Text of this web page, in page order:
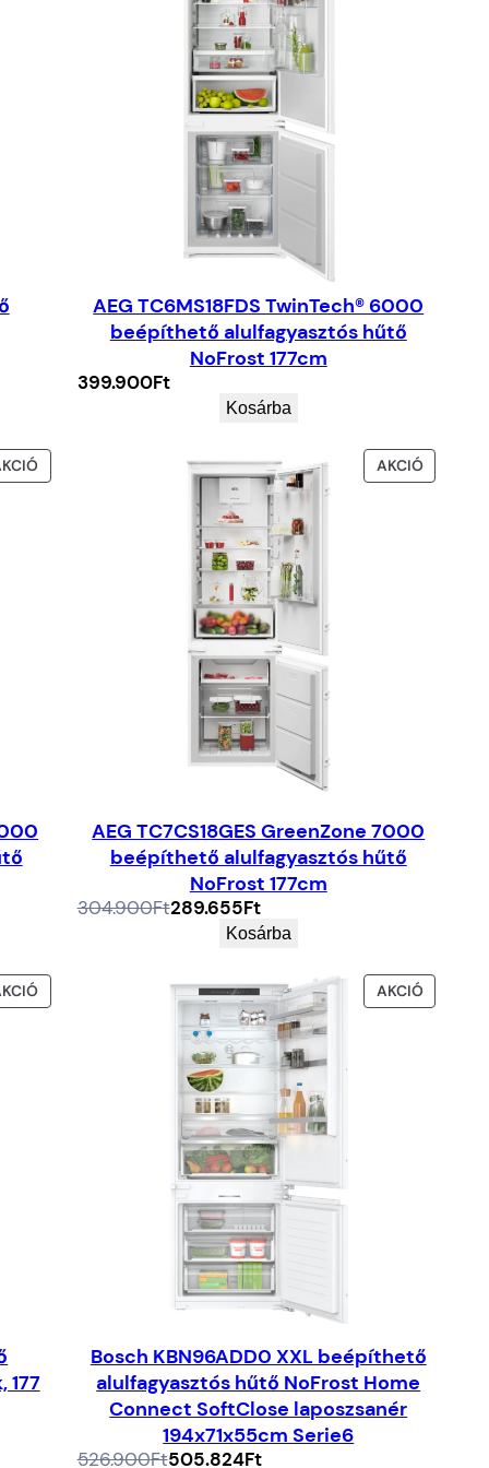
AEG TC6MS18FDS TwinTech® 6000
beépíthető alulfagyasztós hűtő
NoFrost 177cm
399.900Ft
Kosárba
AKCIÓS
TERMÉK
AKCIÓAKCIÓS
TERMÉK
AEG TC7CS18GES GreenZone 7000
beépíthető alulfagyasztós hűtő
NoFrost 177cm
304.900Ft
Az
289.655Ft
A
Kosárba
AKCIÓS
TERMÉK
177
AKCIÓAKCIÓS
TERMÉK
Bosch KBN96ADD0 XXL beépíthető
alulfagyasztós hűtő NoFrost Home
Connect SoftClose laposzsanér
194x71x55cm Serie6
526.900Ft
Az
505.824Ft
A